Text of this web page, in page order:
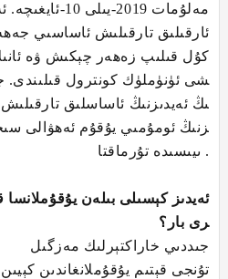
مەلۇمات 2019-
ئارقىلىق تارقىلىش ئاساسىي
كۇل قىلىپ زەھەر چېكىش ۋە
شى ئۈنۈملۈك كونترول قىلىندى.
ىڭ ئەيدىزنىڭ ئاساسلىق
زنىڭ ئومۇمىي يۇقۇم ئەھۋالى
ىيىسىدە تۇرماقتا .
ئەيدىز كېسىلى بىلەن يۇقۇملانسا
رى بار؟
جىددىي خاراكتېرلىك مەزگىل
تۇنجى قېتىم يۇقۇملانغاندىن